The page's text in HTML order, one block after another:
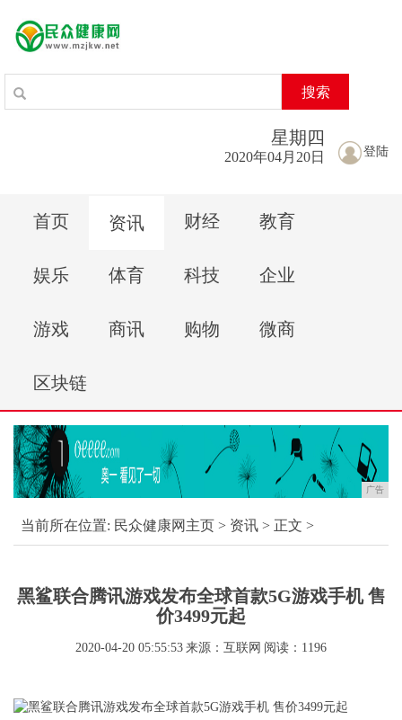
搜索
登陆
星期 四
2020年04月20日
首页 资讯 财经 教育
娱乐 体育 科技 企业
游戏 商讯 购物 微商
区块链
广告
当前所在位置: 民众健康网主页 > 资讯 > 正文 >
黑鲨联合腾讯游戏发布全球首款5G游戏手机 售
价3499元起
2020-04-20 05:55:53 来源：互联网 阅读：1196